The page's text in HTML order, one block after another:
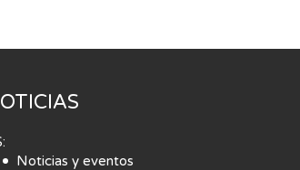
Noticias y eventos